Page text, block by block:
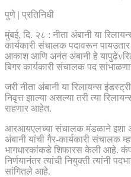
पुणे | प्रतिनिधी
मुंबई, दि. २८ : नीता अंबानी या
कार्यकारी संचालक पदावरून
आकाश आणि अनंत अंबानी हे
बिगर कार्यकारी संचालक पद
जरी नीता अंबानी या रिलायन्स
निवृत्त झाल्या असल्या तरी त्या
राहणार आहेत.
आरआयएलच्या संचालक मंडळाने इशा
अंबानी यांची गैर-कार्यकारी संचालक
भागधारकांकडे शिफारस केली आहे.
निर्णयानंतर त्यांची नियुक्ती त्यांनी
सांगितले आहे.